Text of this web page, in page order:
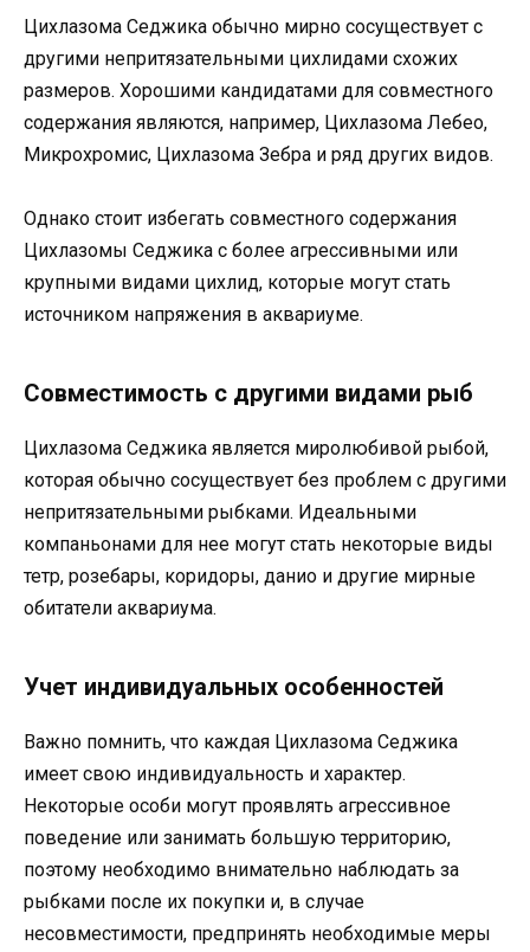
Цихлазома Седжика обычно мирно сосуществует с
другими непритязательными цихлидами схожих
размеров. Хорошими кандидатами для совместного
содержания являются, например, Цихлазома Лебео,
Микрохромис, Цихлазома Зебра и ряд других видов.
Однако стоит избегать совместного содержания
Цихлазомы Седжика с более агрессивными или
крупными видами цихлид, которые могут стать
источником напряжения в аквариуме.
Совместимость с другими видами рыб
Цихлазома Седжика является миролюбивой рыбой,
которая обычно сосуществует без проблем с другими
непритязательными рыбками. Идеальными
компаньонами для нее могут стать некоторые виды
тетр, розебары, коридоры, данио и другие мирные
обитатели аквариума.
Учет индивидуальных особенностей
Важно помнить, что каждая Цихлазома Седжика
имеет свою индивидуальность и характер.
Некоторые особи могут проявлять агрессивное
поведение или занимать большую территорию,
поэтому необходимо внимательно наблюдать за
рыбками после их покупки и, в случае
несовместимости, предпринять необходимые меры